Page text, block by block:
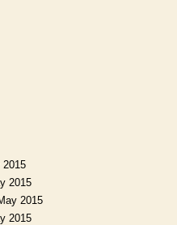
2015
2015
2015
2015